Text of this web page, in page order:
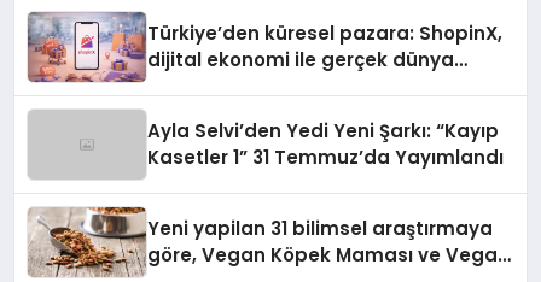
Türkiye’den küresel pazara: ShopinX,
dijital ekonomi ile gerçek dünya
Ayla Selvi’den Yedi Yeni Şarkı: “Kayıp
Kasetler 1” 31 Temmuz’da Yayımlandı
Yeni yapilan 31 bilimsel araştırmaya
göre, Vegan Köpek Maması ve Vegan